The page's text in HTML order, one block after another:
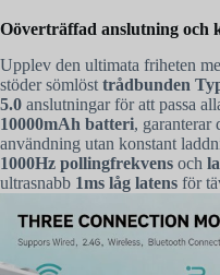
Oöverträffad anslutning och
Upplev den ultimata friheten
stöder sömlöst trådbunden
5.0 anslutningar för att passa
10000mAh batteri, garanterar
användning utan konstant
1000Hz pollingfrekvens och
ultrasnabb 1ms låg latens för